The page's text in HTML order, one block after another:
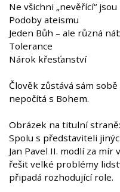
Ne všichni „nevěřící“
Podoby ateismu
Jeden Bůh – ale různá
Tolerance
Nárok křesťanství
Člověk zůstává sám
nepočítá s Bohem.
Obrázek na titulní
Spolu s představiteli
Jan Pavel II. modlí za mír
řešit velké problémy
připadá rozhodující role.